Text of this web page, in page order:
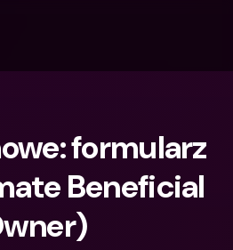
formularz
Beneficial